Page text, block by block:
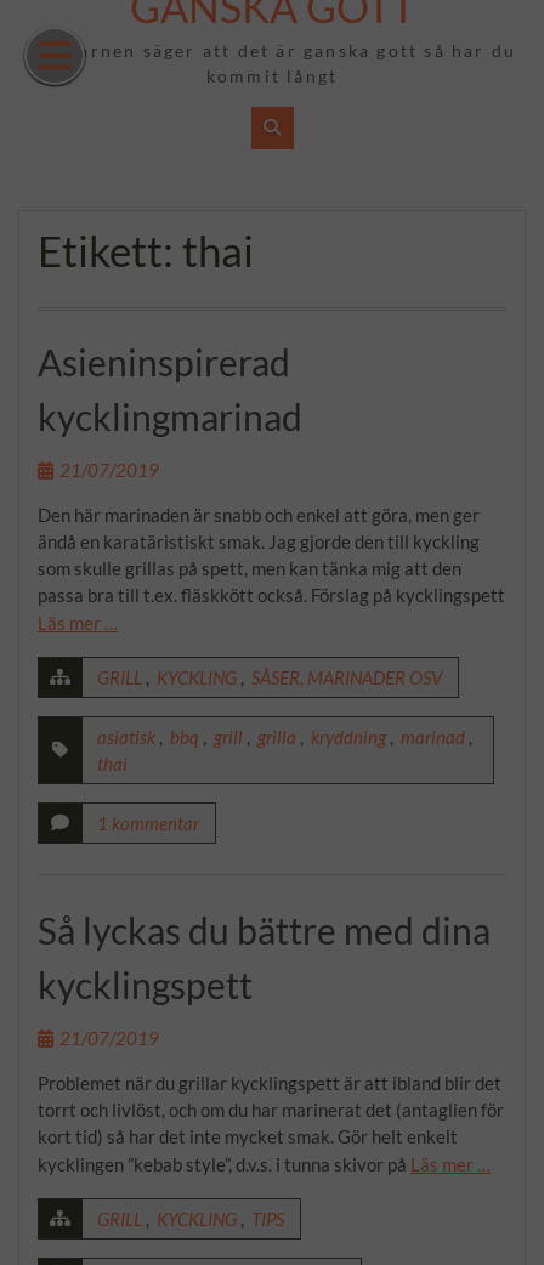
innehåll
Om barnen säger att det är ganska gott så har du
kommit långt
Etikett: thai
Asieninspirerad
kycklingmarinad
21/07/2019
Den här marinaden är snabb och enkel att göra, men ger
ändå en karatäristiskt smak. Jag gjorde den till kyckling
som skulle grillas på spett, men kan tänka mig att den
passa bra till t.ex. fläskkött också. Förslag på kycklingspett
Läs mer …
GRILL , KYCKLING , SÅSER, MARINADER OSV
asiatisk , bbq , grill , grilla , kryddning , marinad ,
thai
1 kommentar
Så lyckas du bättre med dina
kycklingspett
21/07/2019
Problemet när du grillar kycklingspett är att ibland blir det
torrt och livlöst, och om du har marinerat det (antaglien för
kort tid) så har det inte mycket smak. Gör helt enkelt
kycklingen ”kebab style”, d.v.s. i tunna skivor på Läs mer …
GRILL KYCKLING TIPS